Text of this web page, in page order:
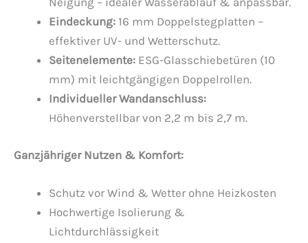
Eindeckung: 16 mm Doppelstegplatten –
effektiver UV- und Wetterschutz.
Seitenelemente: ESG-Glasschiebetüren (10
mm) mit leichtgängigen Doppelrollen.
Individueller Wandanschluss:
Höhenverstellbar von 2,2 m bis 2,7 m.
Ganzjähriger Nutzen & Komfort:
Schutz vor Wind & Wetter ohne Heizkosten
Hochwertige Isolierung &
Lichtdurchlässigkeit